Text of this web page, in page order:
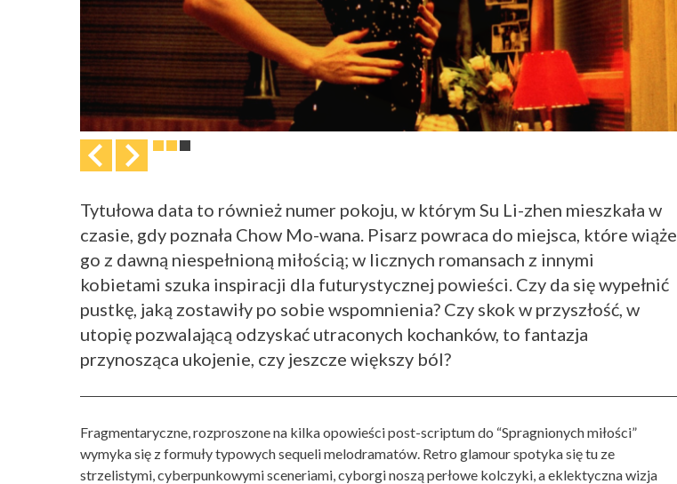
Tytułowa data to również numer pokoju, w którym Su Li-zhen mieszkała w
czasie, gdy poznała Chow Mo-wana. Pisarz powraca do miejsca, które wiąże
go z dawną niespełnioną miłością; w licznych romansach z innymi
kobietami szuka inspiracji dla futurystycznej powieści. Czy da się wypełnić
pustkę, jaką zostawiły po sobie wspomnienia? Czy skok w przyszłość, w
utopię pozwalającą odzyskać utraconych kochanków, to fantazja
przynosząca ukojenie, czy jeszcze większy ból?
Fragmentaryczne, rozproszone na kilka opowieści post-scriptum do “Spragnionych miłości”
wymyka się z formuły typowych sequeli melodramatów. Retro glamour spotyka się tu ze
strzelistymi, cyberpunkowymi sceneriami, cyborgi noszą perłowe kolczyki, a eklektyczna wizja